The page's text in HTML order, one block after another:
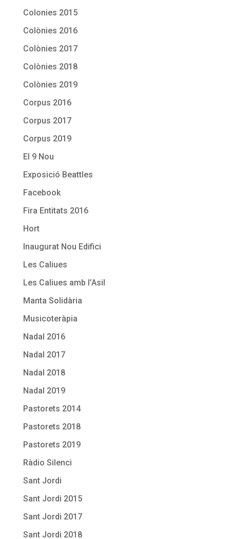
Colonies 2015
Colònies 2016
Colònies 2017
Colònies 2018
Colònies 2019
Corpus 2016
Corpus 2017
Corpus 2019
El 9 Nou
Exposició Beattles
Facebook
Fira Entitats 2016
Hort
Inaugurat Nou Edifici
Les Caliues
Les Caliues amb l’Asil
Manta Solidària
Musicoteràpia
Nadal 2016
Nadal 2017
Nadal 2018
Nadal 2019
Pastorets 2014
Pastorets 2018
Pastorets 2019
Ràdio Silenci
Sant Jordi
Sant Jordi 2015
Sant Jordi 2017
Sant Jordi 2018